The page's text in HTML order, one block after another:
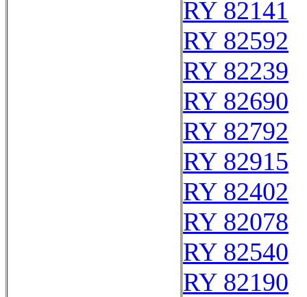
RY 82141
RY 82592
RY 82239
RY 82690
RY 82792
RY 82915
RY 82402
RY 82078
RY 82540
RY 82190